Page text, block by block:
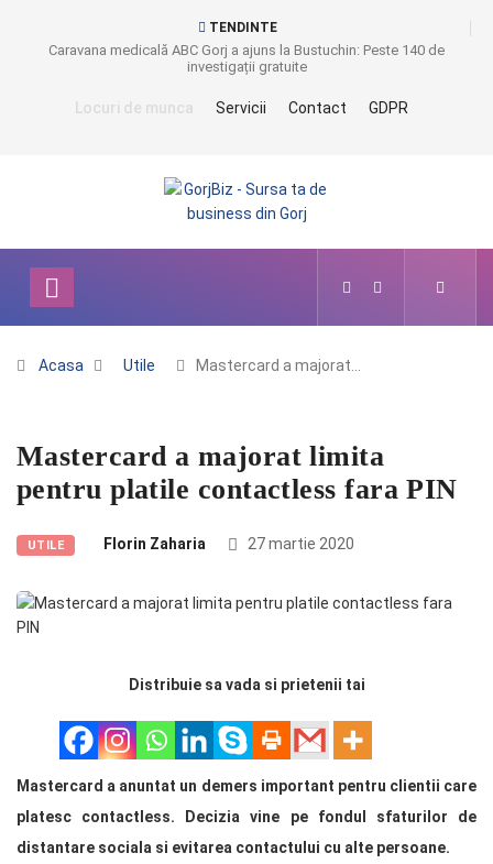
TENDINTE
Caravana medicală ABC Gorj a ajuns la Bustuchin: Peste 140 de
investigații gratuite
Locuri de munca Servicii Contact GDPR
Acasa Utile Mastercard a majorat…
Mastercard a majorat limita
pentru platile contactless fara PIN
UTILE Florin Zaharia 27 martie 2020
Distribuie sa vada si prietenii tai
Mastercard a anuntat un demers important pentru clientii care
platesc contactless. Decizia vine pe fondul sfaturilor de
distantare sociala si evitarea contactului cu alte persoane.